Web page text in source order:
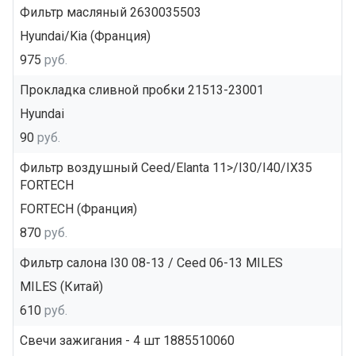
Фильтр масляный 2630035503
Hyundai/Kia (Франция)
975 руб.
Прокладка сливной пробки 21513-23001
Hyundai
90 руб.
Фильтр воздушный Ceed/Elanta 11>/I30/I40/IX35
FORTECH
FORTECH (Франция)
870 руб.
Фильтр салона I30 08-13 / Ceed 06-13 MILES
MILES (Китай)
610 руб.
Свечи зажигания - 4 шт 1885510060